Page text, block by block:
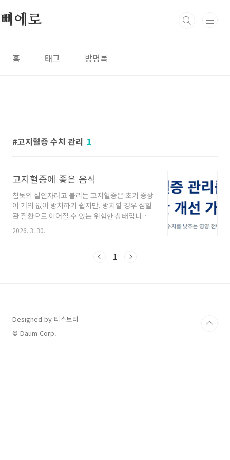
삐에로
홈 태그 방명록
고지혈증 수치 관리 1
고지혈증에 좋은 음식
침묵의 살인자라고 불리는 고지혈증은 초기 증상
이 거의 없어 방치하기 쉽지만, 방치할 경우 심혈
관 질환으로 이어질 수 있는 위험한 상태입니다.
특히 40대 이후에는 대사 능력이 떨어지면서 혈
중 중성지방과 나쁜 콜레스테롤 수치가 높아지기
매일 섭취하는 음식인데, 어떤 음식을 선택하느
하기 위해 가장 먼저 챙겨야 할 식재료는 귀리입
니다. 귀리에는 베타글루칸이라는 수용성 식이섬
유가 다량 함유되어 있습니다. 이 성분은 장내에
2026. 3. 30.
1
Designed by 티스토리
© Daum Corp.